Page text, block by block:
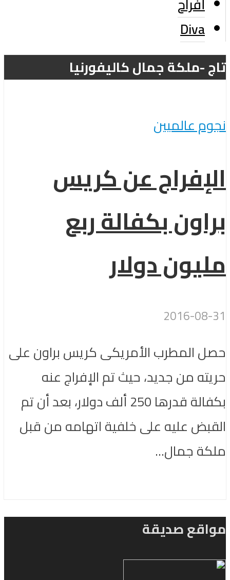
Diva
تاج -ملكة جمال كاليفورنيا
نجوم عالميين
الإفراج عن كريس
براون بكفالة ربع
مليون دولار
2016-08-31
حصل المطرب الأمريكى كريس براون على
حريته من جديد، حيث تم الإفراج عنه
بكفالة قدرها 250 ألف دولار، بعد أن تم
القبض عليه على خلفية اتهامه من قبل
ملكة جمال...
مواقع صديقة